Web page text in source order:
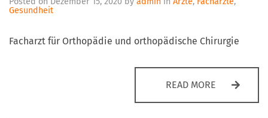
Gesundheit
Facharzt für Orthopädie und orthopädische Chirurgie
READ MORE